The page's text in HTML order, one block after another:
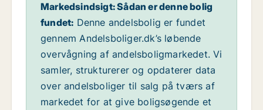
Markedsindsigt: Sådan er denne bolig
fundet: Denne andelsbolig er fundet
gennem Andelsboliger.dk’s løbende
overvågning af andelsboligmarkedet. Vi
samler, strukturerer og opdaterer data
over andelsboliger til salg på tværs af
markedet for at give boligsøgende et